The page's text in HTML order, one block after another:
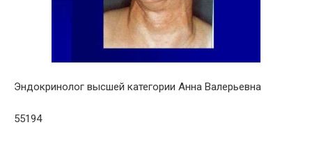
Эндокринолог высшей категории Анна Валерьевна
55194